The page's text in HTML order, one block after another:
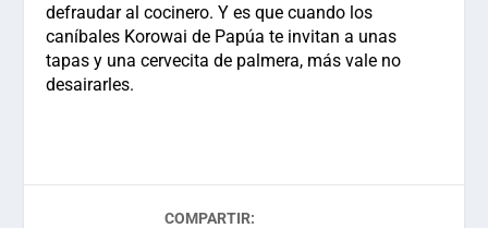
defraudar al cocinero. Y es que cuando los
caníbales Korowai de Papúa te invitan a unas
tapas y una cervecita de palmera, más vale no
desairarles.
COMPARTIR: